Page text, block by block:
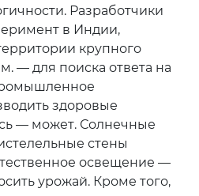
Разработчики
в Индии,
крупного
— для поиска ответа на
здоровые
— может. Солнечные
стены
освещение —
урожай. Кроме того,